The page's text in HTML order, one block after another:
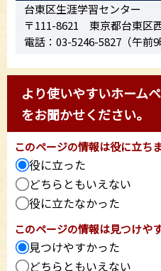
台東区生涯学習センター
〒111-8621 東京都台東区
電話：03-5246-5827（午前9
より使いやすいホーム
をお聞かせください。
このページの情報は役に立ち
役に立った
どちらともいえない
役に立たなかった
このページの情報は見つけや
見つけやすかった
どちらともいえない